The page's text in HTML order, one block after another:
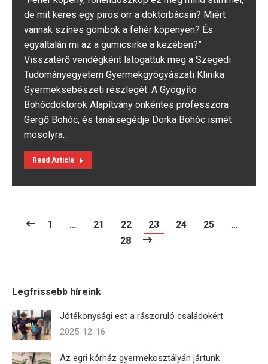
de mit keres egy piros orr a doktorbácsin? Miért
vannak színes gombok a fehér köpenyen? És
egyáltalán mi az a gumicsirke a kezében?”
Visszatérő vendégként látogattuk meg a Szegedi
Tudományegyetem Gyermekgyógyászati Klinika
Gyermeksebészeti részlegét. A Gyógyító
Bohócdoktorok Alapítvány önkéntes professzora
Gergő Bohóc, és tanársegédje Dorka Bohóc ismét
mosolyra…
Read Article
1 … 21 22 23 24 25
…
28
Legfrissebb híreink
Jótékonysági est a rászoruló családokért
2025-12-16
Az egri kórház gyermekosztályán jártunk